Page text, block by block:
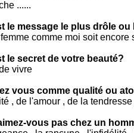
......
le message le plus drôle
comme moi soit encore
le secret de votre beauté?
vivre
vous comme qualité ou
, de l'amour , de la
vous pas chez un